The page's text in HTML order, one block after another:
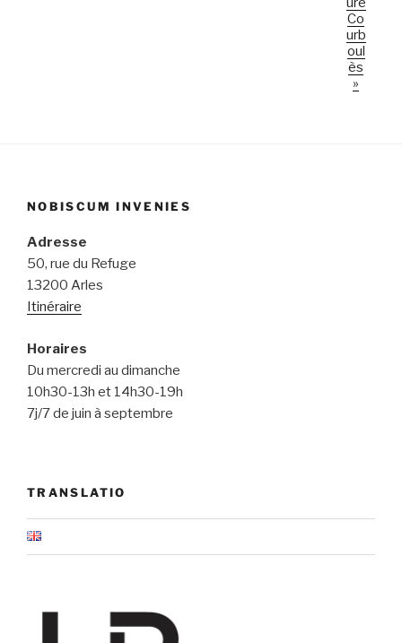
Co
urb
oul
ès
»
NOBISCUM INVENIES
Adresse
50, rue du Refuge
13200 Arles
Itinéraire
Horaires
Du mercredi au dimanche
10h30-13h et 14h30-19h
7j/7 de juin à septembre
TRANSLATIO